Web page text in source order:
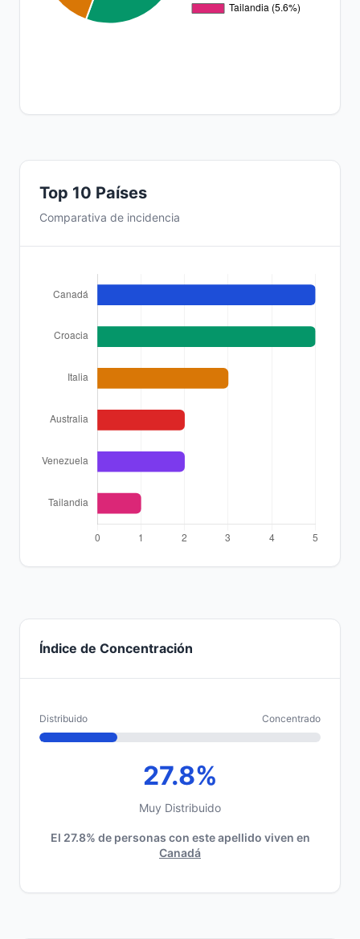
Top 10 Países
Comparativa de incidencia
Índice de Concentración
Distribuido Concentrado
27.8%
Muy Distribuido
El 27.8% de personas con este apellido viven en
Canadá